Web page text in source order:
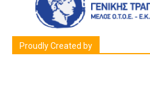
Proudly Created by